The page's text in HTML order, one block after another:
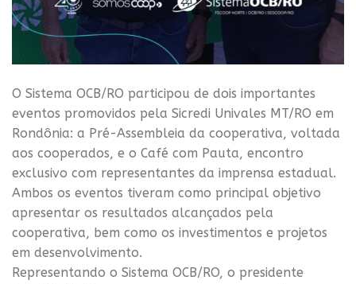
O Sistema OCB/RO participou de dois importantes
eventos promovidos pela Sicredi Univales MT/RO em
Rondônia: a Pré-Assembleia da cooperativa, voltada
aos cooperados, e o Café com Pauta, encontro
exclusivo com representantes da imprensa estadual.
Ambos os eventos tiveram como principal objetivo
apresentar os resultados alcançados pela
cooperativa, bem como os investimentos e projetos
em desenvolvimento.
Representando o Sistema OCB/RO, o presidente